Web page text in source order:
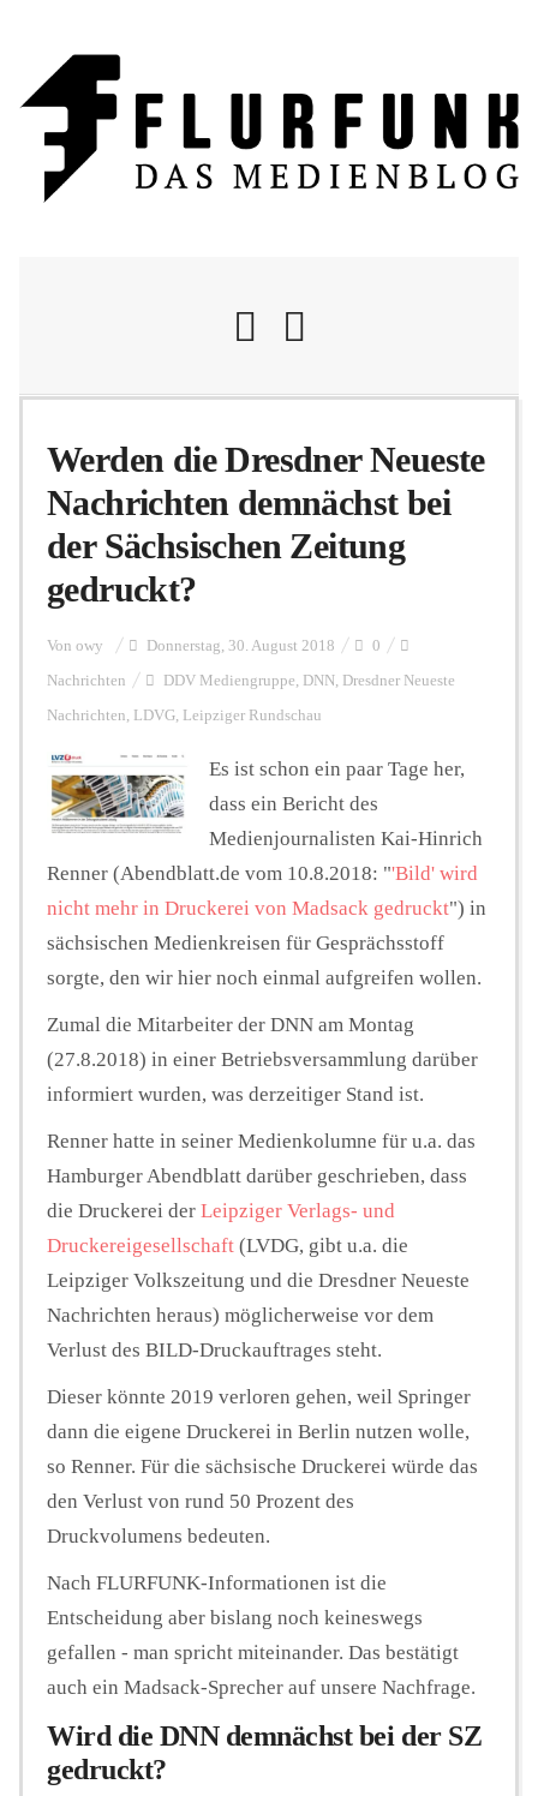
Nachrichten
Flurschelte
Hintergrund
FUNKTURM-Beiträge
Podcast
Seminare
Unterstützen
Werden die Dresdner Neueste
Nachrichten demnächst bei
der Sächsischen Zeitung
gedruckt?
Von owy Donnerstag, 30. August 2018 0
Nachrichten DDV Mediengruppe, DNN, Dresdner Neueste
Nachrichten, LDVG, Leipziger Rundschau
Es ist schon ein paar Tage her,
dass ein Bericht des
Medienjournalisten Kai-Hinrich
Renner (Abendblatt.de vom 10.8.2018: "'Bild' wird
nicht mehr in Druckerei von Madsack gedruckt") in
sächsischen Medienkreisen für Gesprächsstoff
sorgte, den wir hier noch einmal aufgreifen wollen.
Zumal die Mitarbeiter der DNN am Montag
(27.8.2018) in einer Betriebsversammlung darüber
informiert wurden, was derzeitiger Stand ist.
Renner hatte in seiner Medienkolumne für u.a. das
Hamburger Abendblatt darüber geschrieben, dass
die Druckerei der Leipziger Verlags- und
Druckereigesellschaft (LVDG, gibt u.a. die
Leipziger Volkszeitung und die Dresdner Neueste
Nachrichten heraus) möglicherweise vor dem
Verlust des BILD-Druckauftrages steht.
Dieser könnte 2019 verloren gehen, weil Springer
dann die eigene Druckerei in Berlin nutzen wolle,
so Renner. Für die sächsische Druckerei würde das
den Verlust von rund 50 Prozent des
Druckvolumens bedeuten.
Nach FLURFUNK-Informationen ist die
Entscheidung aber bislang noch keineswegs
gefallen - man spricht miteinander. Das bestätigt
auch ein Madsack-Sprecher auf unsere Nachfrage.
Wird die DNN demnächst bei der SZ
gedruckt?